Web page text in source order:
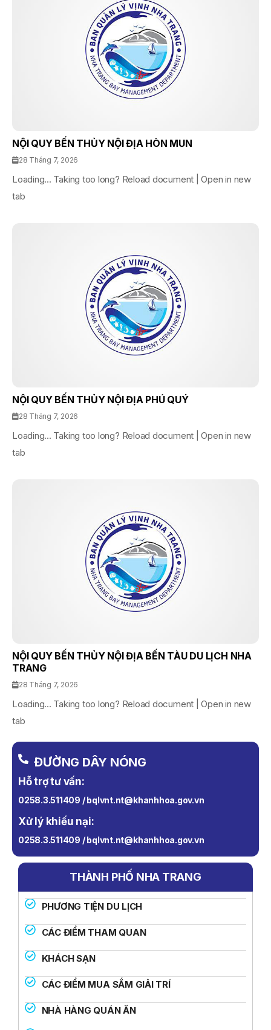
NỘI QUY BẾN THỦY NỘI ĐỊA HÒN MUN
28 Tháng 7, 2026
Loading... Taking too long? Reload document | Open in new
tab
NỘI QUY BẾN THỦY NỘI ĐỊA PHÚ QUÝ
28 Tháng 7, 2026
Loading... Taking too long? Reload document | Open in new
tab
NỘI QUY BẾN THỦY NỘI ĐỊA BẾN TÀU DU LỊCH NHA
TRANG
28 Tháng 7, 2026
Loading... Taking too long? Reload document | Open in new
tab
ĐƯỜNG DÂY NÓNG
Hỗ trợ tư vấn:
0258.3.511409 / bqlvnt.nt@khanhhoa.gov.vn
Xử lý khiếu nại:
0258.3.511409 / bqlvnt.nt@khanhhoa.gov.vn
THÀNH PHỐ NHA TRANG
PHƯƠNG TIỆN DU LỊCH
CÁC ĐIỂM THAM QUAN
KHÁCH SẠN
CÁC ĐIỂM MUA SẮM GIẢI TRÍ
NHÀ HÀNG QUÁN ĂN